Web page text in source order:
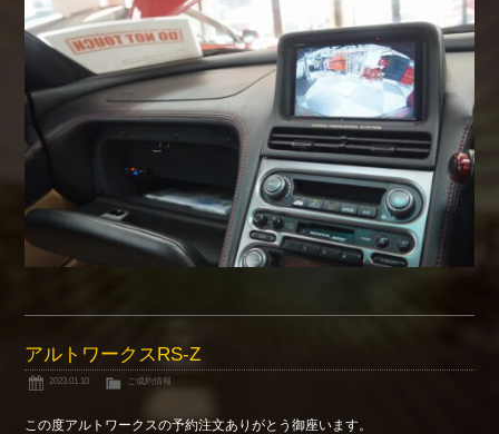
アルトワークスRS-Z
2023.01.10 ご成約情報
この度アルトワークスの予約注文ありがとう御座います。